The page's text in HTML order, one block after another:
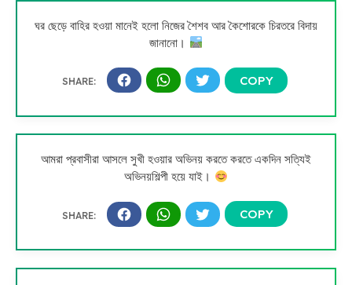
ঘর ছেড়ে বাহির হওয়া মানেই হলো নিজের শৈশব আর কৈশোরকে চিরতরে বিদায়
জানানো।
আমরা প্রবাসীরা আসলে সুখী হওয়ার অভিনয় করতে করতে একদিন সত্যিই
অভিনয়শিল্পী হয়ে যাই।